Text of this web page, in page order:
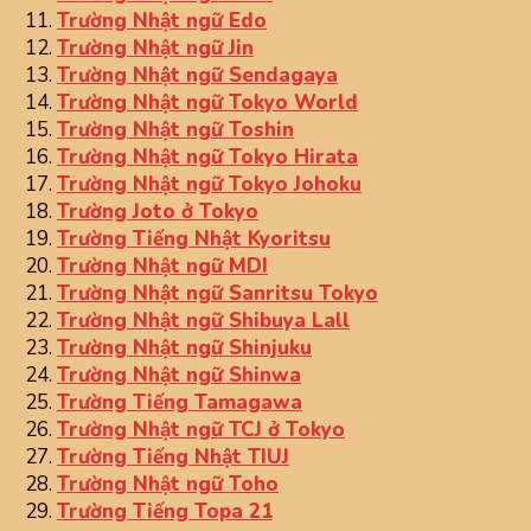
Trường Nhật ngữ Edo
Trường Nhật ngữ Jin
Trường Nhật ngữ Sendagaya
Trường Nhật ngữ Tokyo World
Trường Nhật ngữ Toshin
Trường Nhật ngữ Tokyo Hirata
Trường Nhật ngữ Tokyo Johoku
Trường Joto ở Tokyo
Trường Tiếng Nhật Kyoritsu
Trường Nhật ngữ MDI
Trường Nhật ngữ Sanritsu Tokyo
Trường Nhật ngữ Shibuya Lall
Trường Nhật ngữ Shinjuku
Trường Nhật ngữ Shinwa
Trường Tiếng Tamagawa
Trường Nhật ngữ TCJ ở Tokyo
Trường Tiếng Nhật TIUJ
Trường Nhật ngữ Toho
Trường Tiếng Topa 21